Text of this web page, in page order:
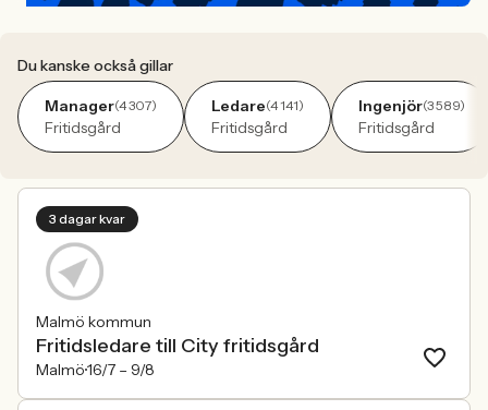
Du kanske också gillar
Manager(4 307)
Fritidsgård
Ledare(4 141)
Fritidsgård
Ingenjör(3 589)
Fritidsgård
3 dagar kvar
Malmö kommun
Fritidsledare till City fritidsgård
Malmö16/7 – 9/8